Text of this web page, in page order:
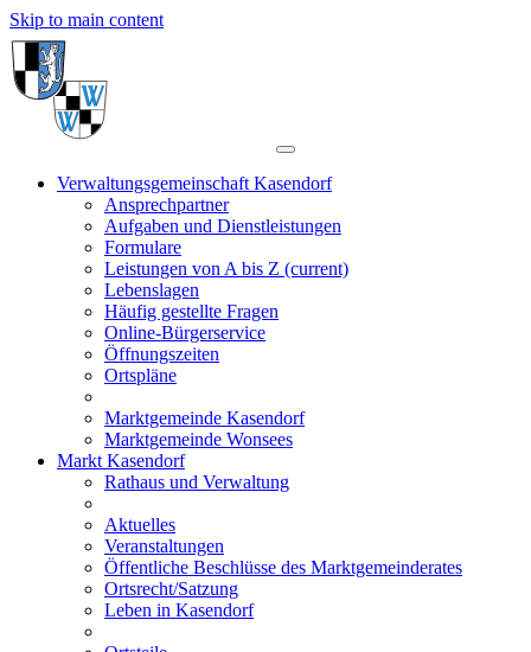
Skip to main content
Verwaltungsgemeinschaft Kasendorf
Ansprechpartner
Aufgaben und Dienstleistungen
Formulare
Leistungen von A bis Z (current)
Lebenslagen
Häufig gestellte Fragen
Online-Bürgerservice
Öffnungszeiten
Ortspläne
Marktgemeinde Kasendorf
Marktgemeinde Wonsees
Markt Kasendorf
Rathaus und Verwaltung
Aktuelles
Veranstaltungen
Öffentliche Beschlüsse des Marktgemeinderates
Ortsrecht/Satzung
Leben in Kasendorf